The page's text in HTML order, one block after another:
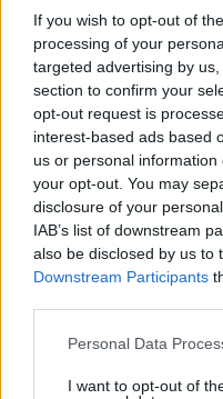
If you wish to opt-out of
processing of your
targeted advertising by
section to confirm your
opt-out request is
interest-based ads based
us or personal
your opt-out. You may
disclosure of your
IAB’s list of downstream
also be disclosed by us to
Downstream Participants
Please note that this
not limited to your visit or
Personal Data
I want to opt-out of
Είδος υπό εξαφάνιση
Ελλάδα που γερνάει:
τα επιδόματα, η
07.08.2026, 15:59
Νέες καταγγελίες στην
Δημοκρατία: Γρατσία,